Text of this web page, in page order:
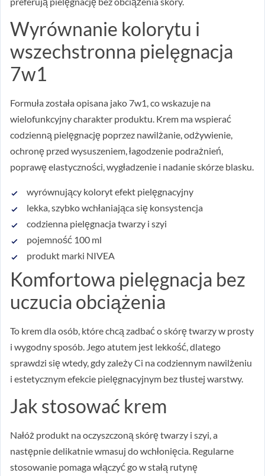
Wyrównanie kolorytu i
wszechstronna pielęgnacja
7w1
Formuła została opisana jako 7w1, co wskazuje na
wielofunkcyjny charakter produktu. Krem ma wspierać
codzienną pielęgnację poprzez nawilżanie, odżywienie,
ochronę przed wysuszeniem, łagodzenie podrażnień,
poprawę elastyczności, wygładzenie i nadanie skórze blasku.
wyrównujący koloryt efekt pielęgnacyjny
lekka, szybko wchłaniająca się konsystencja
codzienna pielęgnacja twarzy i szyi
pojemność 100 ml
produkt marki NIVEA
Komfortowa pielęgnacja bez
uczucia obciążenia
To krem dla osób, które chcą zadbać o skórę twarzy w prosty
i wygodny sposób. Jego atutem jest lekkość, dlatego
sprawdzi się wtedy, gdy zależy Ci na codziennym nawilżeniu
i estetycznym efekcie pielęgnacyjnym bez tłustej warstwy.
Jak stosować krem
Nałóż produkt na oczyszczoną skórę twarzy i szyi, a
następnie delikatnie wmasuj do wchłonięcia. Regularne
stosowanie pomaga włączyć go w stałą rutynę